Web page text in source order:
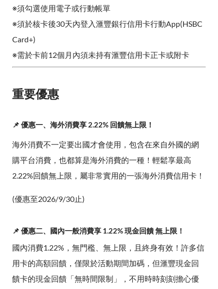
※須勾選使用電子或行動帳單
※須於核卡後30天內登入滙豐銀行信用卡行動App(HSBC
Card+)
※需於卡前12個月內須未持有滙豐信用卡正卡或附卡
重要優惠
📌 優惠一、海外消費享 2.22% 回饋無上限！
海外消費不一定要出國才會使用，包含在來自外國的網
購平台消費，也都算是海外消費的一種！輕鬆享最高
2.22%回饋無上限，屬非常實用的一張海外消費信用卡！
(優惠至2026/9/30止)
📌 優惠二、國內一般消費享 1.22% 現金回饋 無上限！
國內消費1.22%，無門檻、無上限，且終身有效！許多信
用卡的高額回饋，僅限於活動期間加碼，但滙豐現金回
饋卡的現金回饋「無時間限制」，不用時時刻刻擔心優